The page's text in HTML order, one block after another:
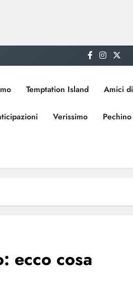
Temptation Island Amici
Verissimo
ecco cosa